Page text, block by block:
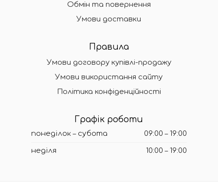
Обмін та повернення
Умови доставки
Правила
Умови договору купівлі-продажу
Умови використання сайту
Політика конфіденційності
Графік роботи
понеділок – субота 09:00 – 19:00
неділя 10:00 – 19:00